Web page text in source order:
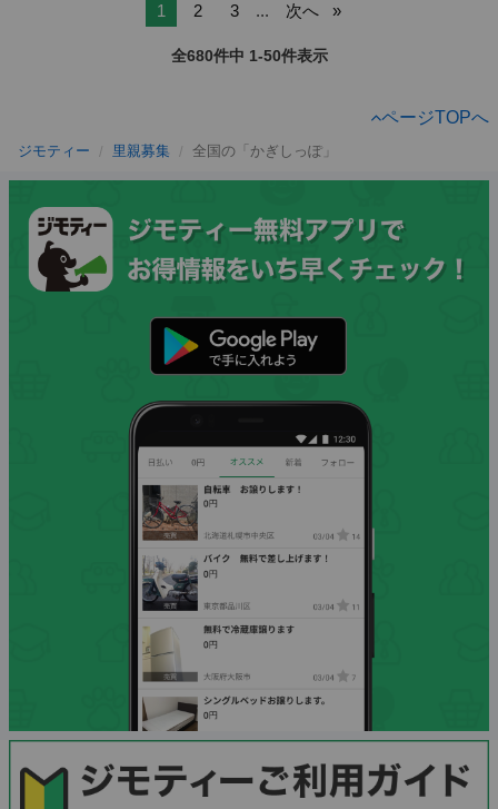
1 2 3 ... 次へ
全680件中 1-50件表示
ページTOPへ
ジモティー 里親募集 全国の「かぎしっぽ」